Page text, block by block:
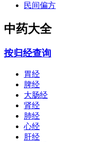
民间偏方
中药大全
按归经查询
胃经
脾经
大肠经
肾经
肺经
心经
肝经